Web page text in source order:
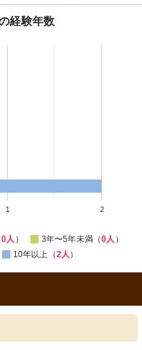
経験年数
1 2
0人 ） 3年〜5年未満（0人 ）
10年以上（2人 ）